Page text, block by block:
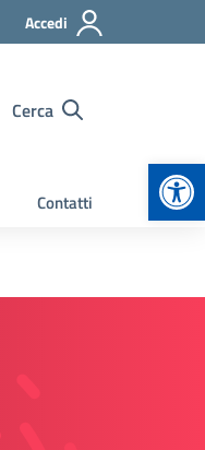
Accedi
Cerca
Contatti